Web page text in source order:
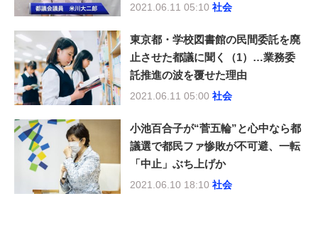
2021.06.11 05:10 社会
東京都・学校図書館の民間委託を廃
止させた都議に聞く（1）…業務委
託推進の波を覆せた理由
2021.06.11 05:00 社会
小池百合子が“菅五輪”と心中なら都
議選で都民ファ惨敗が不可避、一転
「中止」ぶち上げか
2021.06.10 18:10 社会